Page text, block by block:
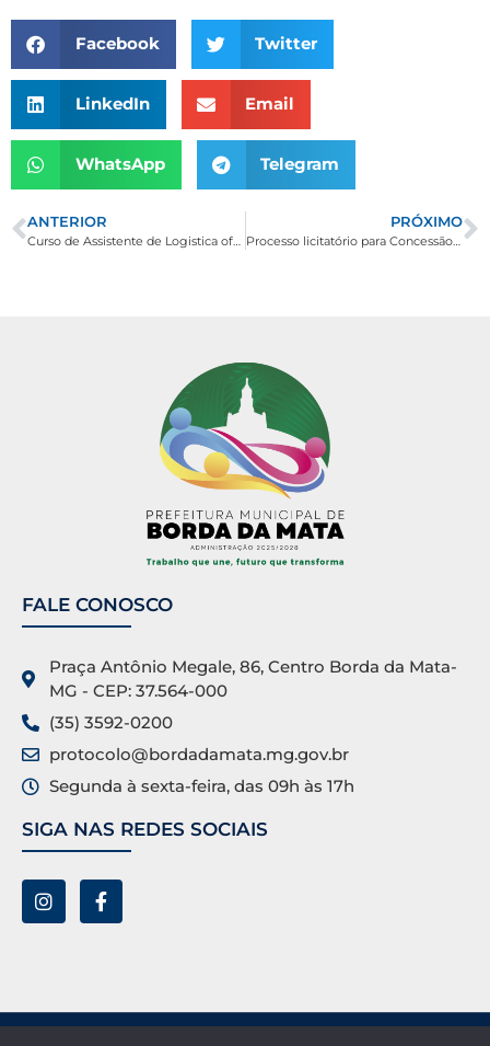
Facebook Twitter
LinkedIn Email
WhatsApp Telegram
ANTERIOR
Curso de Assistente de Logistica oferecido pelo SENAC em parceria com o CRAS.
PRÓXIMO
Processo licitatório para Concessão Temporária de Espaço Público
FALE CONOSCO
Praça Antônio Megale, 86, Centro Borda da Mata-
MG - CEP: 37.564-000
(35) 3592-0200
protocolo@bordadamata.mg.gov.br
Segunda à sexta-feira, das 09h às 17h
SIGA NAS REDES SOCIAIS